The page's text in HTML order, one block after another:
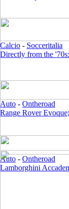
Calcio - Socceritalia
Directly from the
Auto - Ontheroad
Range Rover
Auto - Ontheroad
Lamborghini